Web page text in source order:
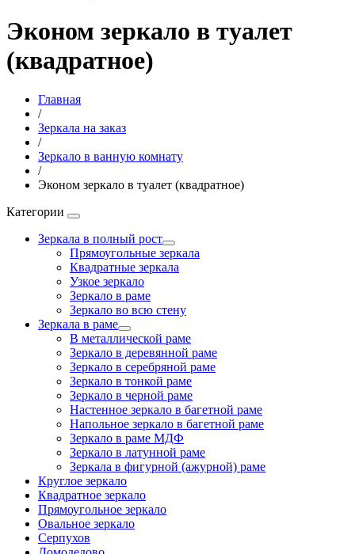
Эконом зеркало в туалет
(квадратное)
Главная
/
Зеркала на заказ
/
Зеркало в ванную комнату
/
Эконом зеркало в туалет (квадратное)
Категории
Зеркала в полный рост
Прямоугольные зеркала
Квадратные зеркала
Узкое зеркало
Зеркало в раме
Зеркало во всю стену
Зеркала в раме
В металлической раме
Зеркало в деревянной раме
Зеркало в серебряной раме
Зеркало в тонкой раме
Зеркало в черной раме
Настенное зеркало в багетной раме
Напольное зеркало в багетной раме
Зеркало в раме МДФ
Зеркало в латунной раме
Зеркала в фигурной (ажурной) раме
Круглое зеркало
Квадратное зеркало
Прямоугольное зеркало
Овальное зеркало
Серпухов